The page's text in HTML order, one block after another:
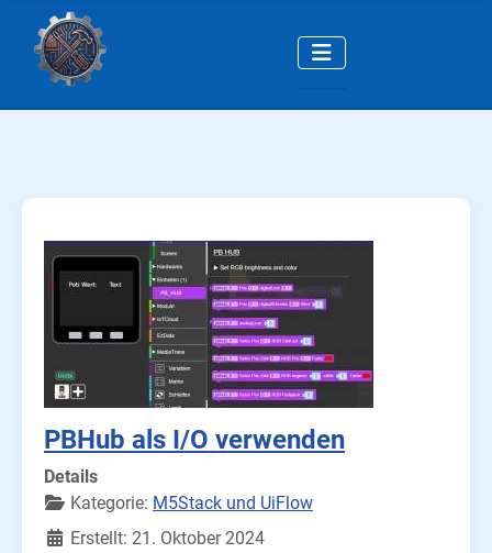
PBHub als I/O verwenden
Details
Kategorie: M5Stack und UiFlow
Erstellt: 21. Oktober 2024